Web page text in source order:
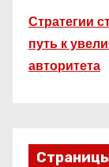
Стратегии
путь к
авторитета